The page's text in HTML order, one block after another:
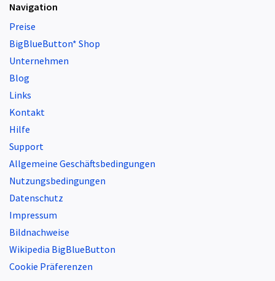
Navigation
Preise
BigBlueButton* Shop
Unternehmen
Blog
Links
Kontakt
Hilfe
Support
Allgemeine Geschäftsbedingungen
Nutzungsbedingungen
Datenschutz
Impressum
Bildnachweise
Wikipedia BigBlueButton
Cookie Präferenzen